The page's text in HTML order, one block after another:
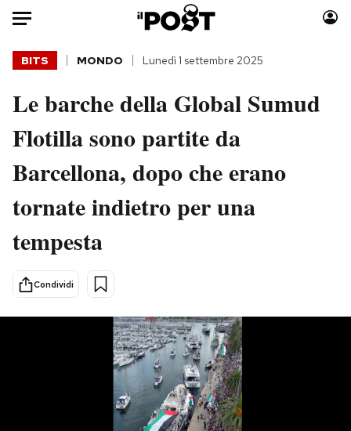
Auto
HOME
Italia
Politica
Tecnologia
Scienza
Economia
Moda
Consumismi
BITS MONDO Lunedì 1 settembre 2025
Le barche della Global Sumud
Flotilla sono partite da
Barcellona, dopo che erano
tornate indietro per una
tempesta
Condividi